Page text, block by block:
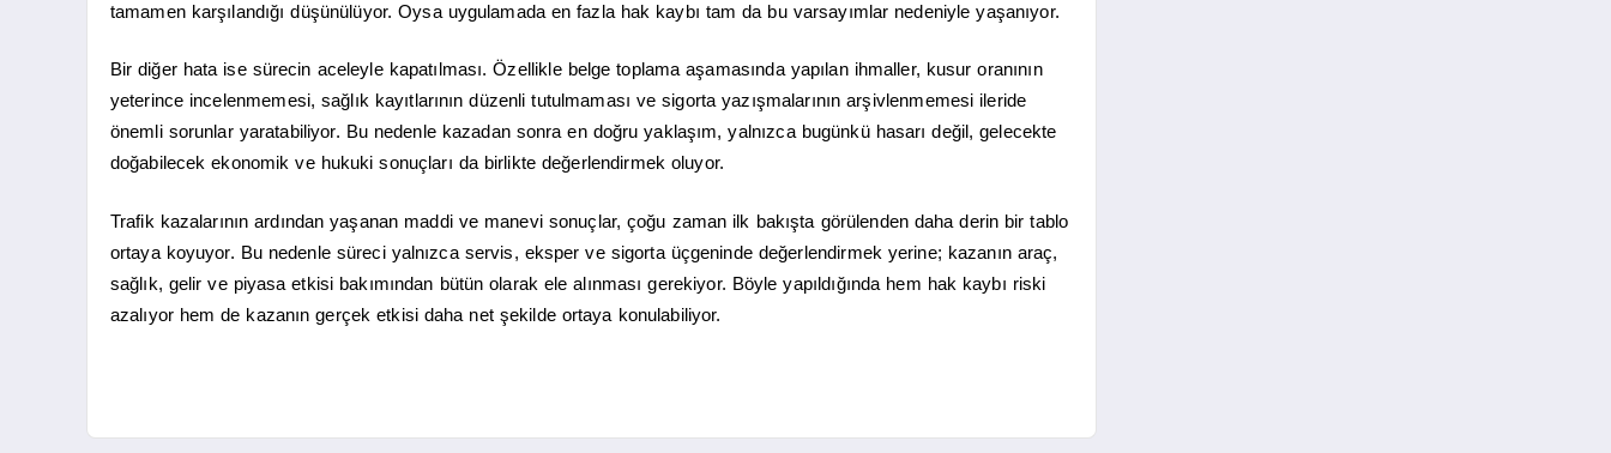
tamamen karşılandığı düşünülüyor. Oysa uygulamada en fazla hak kaybı tam da bu varsayımlar nedeniyle yaşanıyor.
Bir diğer hata ise sürecin aceleyle kapatılması. Özellikle belge toplama aşamasında yapılan ihmaller, kusur oranının
yeterince incelenmemesi, sağlık kayıtlarının düzenli tutulmaması ve sigorta yazışmalarının arşivlenmemesi ileride
önemli sorunlar yaratabiliyor. Bu nedenle kazadan sonra en doğru yaklaşım, yalnızca bugünkü hasarı değil, gelecekte
doğabilecek ekonomik ve hukuki sonuçları da birlikte değerlendirmek oluyor.
Trafik kazalarının ardından yaşanan maddi ve manevi sonuçlar, çoğu zaman ilk bakışta görülenden daha derin bir tablo
ortaya koyuyor. Bu nedenle süreci yalnızca servis, eksper ve sigorta üçgeninde değerlendirmek yerine; kazanın araç,
sağlık, gelir ve piyasa etkisi bakımından bütün olarak ele alınması gerekiyor. Böyle yapıldığında hem hak kaybı riski
azalıyor hem de kazanın gerçek etkisi daha net şekilde ortaya konulabiliyor.